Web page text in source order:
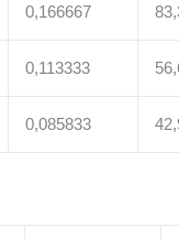
0,166667
0,113333
0,085833